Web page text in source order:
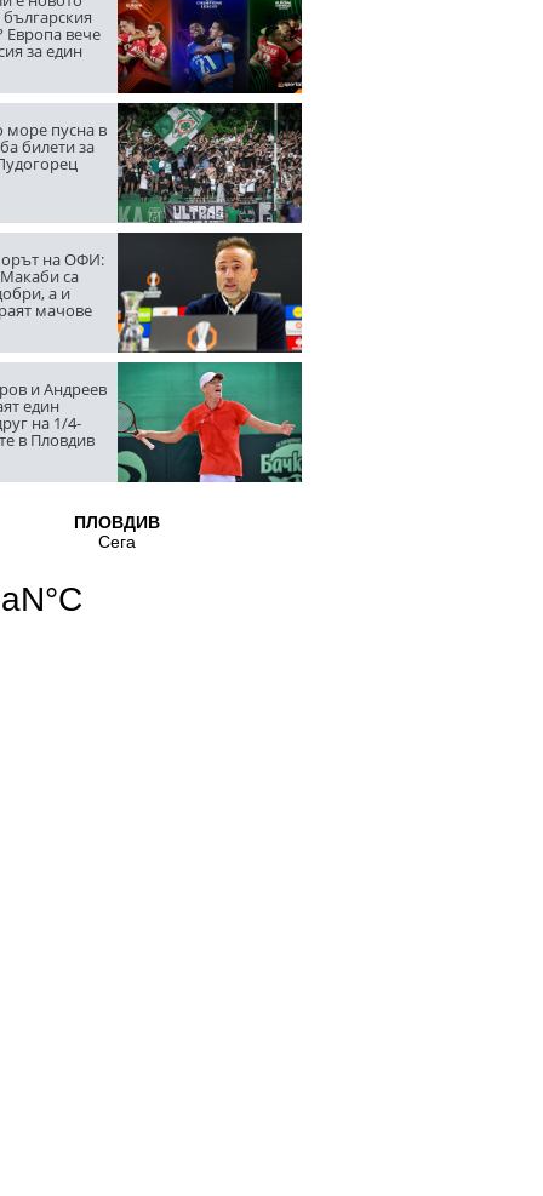
Европа вече
за един
море пусна в
билети за
на ОФИ:
са
а и
мачове
и Андреев
един
на 1/4-
в Пловдив